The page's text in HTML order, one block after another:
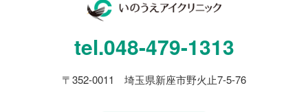
tel.048-479-1313
〒352-0011 埼玉県新座市野火止7-5-76